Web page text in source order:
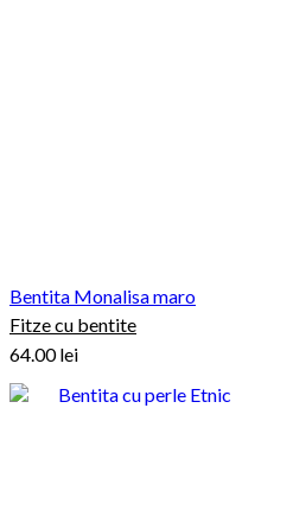
Bentita Monalisa maro
Fitze cu bentite
64.00lei